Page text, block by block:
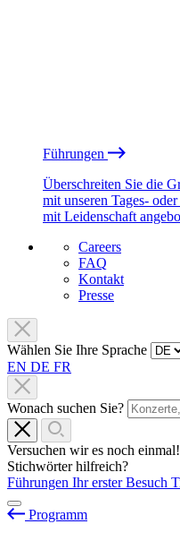
Führungen
Überschreiten Sie die
mit unseren Tages-
mit Leidenschaft
Careers
FAQ
Kontakt
Presse
Wählen Sie Ihre Sprache
EN DE FR
Wonach suchen Sie?
Versuchen wir es noch
Stichwörter hilfreich?
Führungen Ihr erster Besuch
Programm